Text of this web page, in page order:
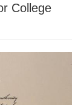
College